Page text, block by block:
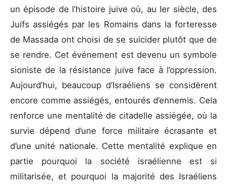
un épisode de l’histoire juive où, au Ier siècle, des
Juifs assiégés par les Romains dans la forteresse
de Massada ont choisi de se suicider plutôt que de
se rendre. Cet événement est devenu un symbole
sioniste de la résistance juive face à l’oppression.
Aujourd’hui, beaucoup d’Israéliens se considèrent
encore comme assiégés, entourés d’ennemis. Cela
renforce une mentalité de citadelle assiégée, où la
survie dépend d’une force militaire écrasante et
d’une unité nationale. Cette mentalité explique en
partie pourquoi la société israélienne est si
militarisée, et pourquoi la majorité des Israéliens